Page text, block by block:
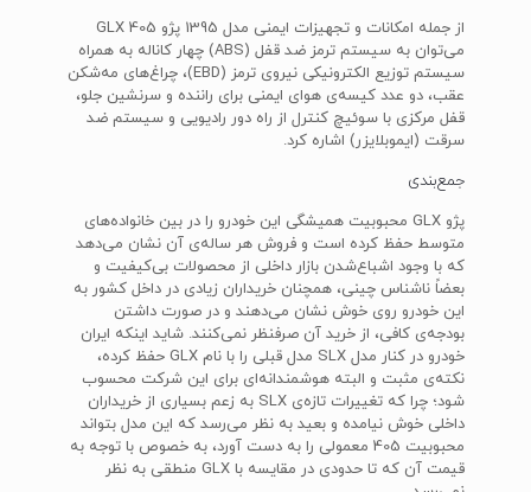
از جمله امکانات و تجهیزات ایمنی مدل 1395 پژو 405 GLX
می‌توان به سیستم ترمز ضد قفل (ABS) چهار کاناله به همراه
سیستم توزیع الکترونیکی نیروی ترمز (EBD)، چراغ‌های مه‌شکن
عقب، دو عدد کیسه‌ی هوای ایمنی برای راننده و سرنشین جلو،
قفل مرکزی با سوئیچ کنترل از راه دور رادیویی و سیستم ضد
سرقت (ایموبلایزر) اشاره کرد.
جمع‌بندی
پژو GLX محبوبیت همیشگی این خودرو را در بین خانواده‌های
متوسط حفظ کرده است و فروش هر ساله‌ی آن نشان می‌دهد
که با وجود اشباع‌شدن بازار داخلی از محصولات بی‌کیفیت و
بعضاً ناشناس چینی، همچنان خریداران زیادی در داخل کشور به
این خودرو روی خوش نشان می‌دهند و در صورت داشتن
بودجه‌ی کافی، از خرید آن صرفنظر نمی‌کنند. شاید اینکه ایران
خودرو در کنار مدل SLX مدل قبلی را با نام GLX حفظ کرده،
نکته‌ی مثبت و البته هوشمندانه‌ای برای این شرکت محسوب
شود؛ چرا که تغییرات تازه‌ی SLX به زعم بسیاری از خریداران
داخلی خوش نیامده و بعید به نظر می‌رسد که این مدل بتواند
محبوبیت 405 معمولی را به دست آورد، به خصوص با توجه به
قیمت آن که تا حدودی در مقایسه با GLX منطقی به نظر